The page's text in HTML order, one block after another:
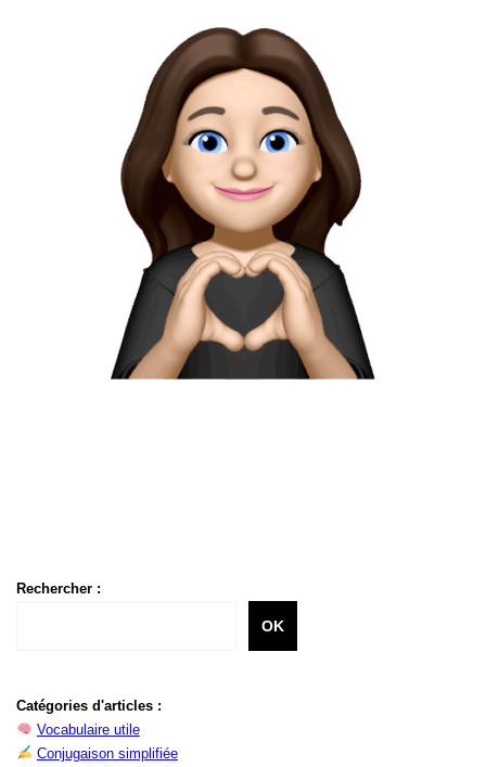
Rechercher :
OK
Catégories d'articles :
Vocabulaire utile
Conjugaison simplifiée